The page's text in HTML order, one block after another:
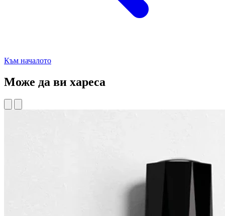
Към началото
Може да ви хареса